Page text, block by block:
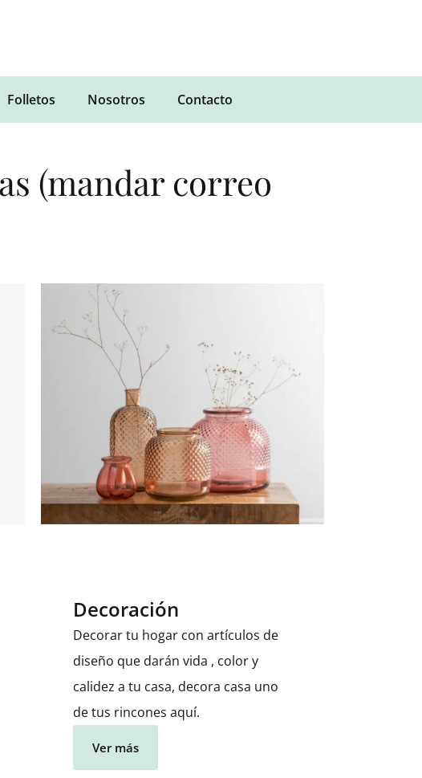
Folletos Nosotros Contacto
(mandar correo
Decoración
Decorar tu hogar con artículos de
diseño que darán vida , color y
calidez a tu casa, decora casa uno
de tus rincones aquí.
Ver más